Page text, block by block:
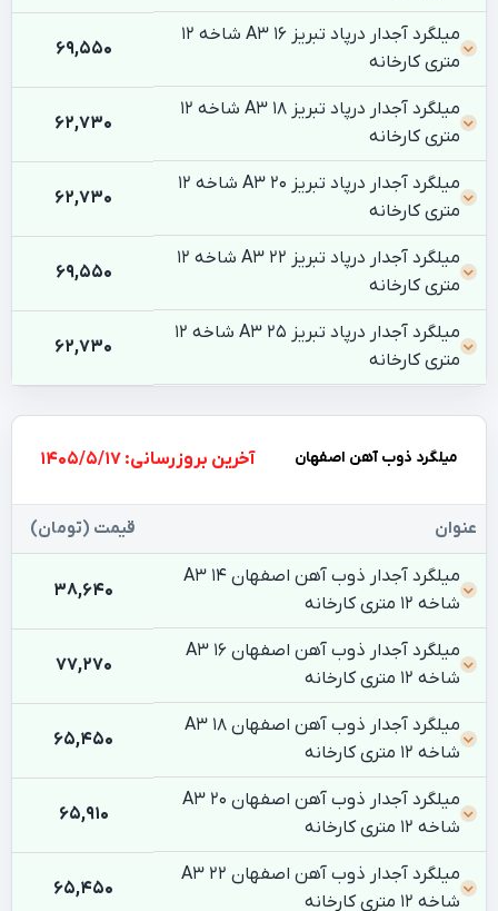
میلگرد آجدار درپاد تبریز 16 A3 شاخه 12
متری کارخانه
69,550
میلگرد آجدار درپاد تبریز 18 A3 شاخه 12
متری کارخانه
62,730
میلگرد آجدار درپاد تبریز 20 A3 شاخه 12
متری کارخانه
62,730
میلگرد آجدار درپاد تبریز 22 A3 شاخه 12
متری کارخانه
69,550
میلگرد آجدار درپاد تبریز 25 A3 شاخه 12
متری کارخانه
62,730
میلگرد ذوب آهن اصفهان بروزرسانی: 1405/5/17
عنوان قیمت (تومان)
میلگرد آجدار ذوب آهن اصفهان 14 A3
شاخه 12 متری کارخانه
38,640
میلگرد آجدار ذوب آهن اصفهان 16 A3
شاخه 12 متری کارخانه
77,270
میلگرد آجدار ذوب آهن اصفهان 18 A3
شاخه 12 متری کارخانه
65,450
میلگرد آجدار ذوب آهن اصفهان 20 A3
شاخه 12 متری کارخانه
65,910
میلگرد آجدار ذوب آهن اصفهان 22 A3
شاخه 12 متری کارخانه
65,450